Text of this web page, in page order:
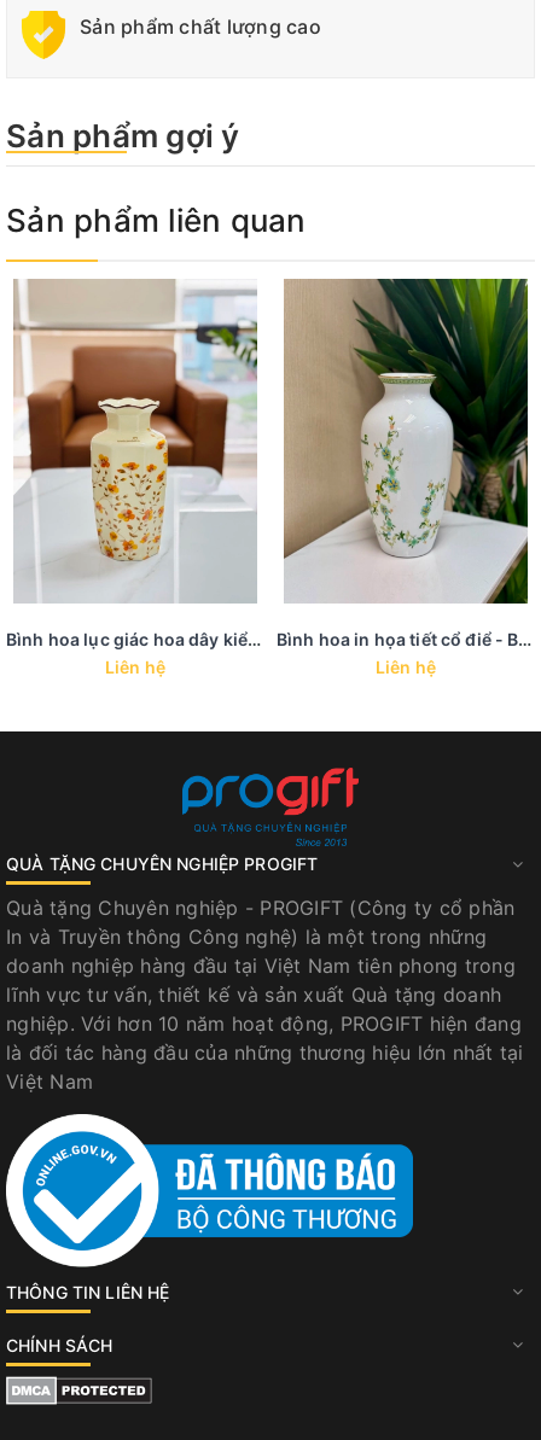
Sản phẩm chất lượng cao
Sản phẩm gợi ý
Sản phẩm liên quan
Bình hoa lục giác hoa dây kiểu dáng châu âu cổ điển
Liên hệ
Bình hoa in họa tiết cổ điể - BH 24
Liên hệ
QUÀ TẶNG CHUYÊN NGHIỆP PROGIFT
Quà tặng Chuyên nghiệp - PROGIFT (Công ty cổ phần
In và Truyền thông Công nghệ) là một trong những
doanh nghiệp hàng đầu tại Việt Nam tiên phong trong
lĩnh vực tư vấn, thiết kế và sản xuất Quà tặng doanh
nghiệp. Với hơn 10 năm hoạt động, PROGIFT hiện đang
là đối tác hàng đầu của những thương hiệu lớn nhất tại
Việt Nam
THÔNG TIN LIÊN HỆ
CHÍNH SÁCH